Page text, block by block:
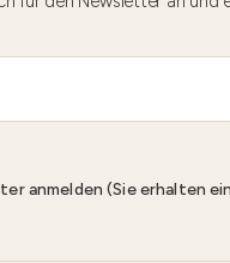
anmelden (Sie erhalten